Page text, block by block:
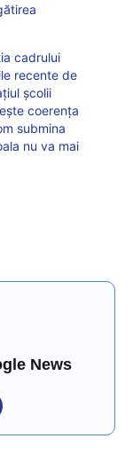
cadrului
recente de
şcolii
coerenţa
submina
nu va mai
News